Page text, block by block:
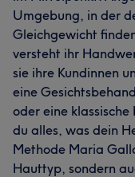
Umgebung, in der
Gleichgewicht
versteht ihr
sie ihre Kundinnen
eine
oder eine
du alles, was dein
Methode Maria
Hauttyp, sondern